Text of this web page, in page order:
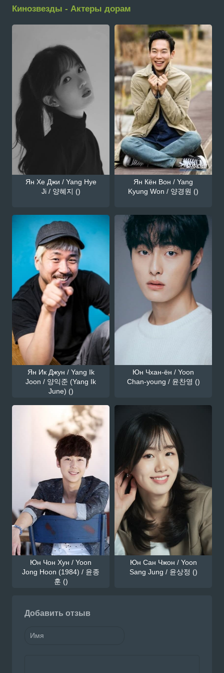
Кинозвезды - Актеры дорам
Ян Хе Джи / Yang Hye
Ji / 양혜지 ()
Ян Кён Вон / Yang
Kyung Won / 양경원 ()
Ян Ик Джун / Yang Ik
Joon / 양익준 (Yang Ik
June) ()
Юн Чхан-ён / Yoon
Chan-young / 윤찬영 ()
Юн Чон Хун / Yoon
Jong Hoon (1984) / 윤종
훈 ()
Юн Сан Чжон / Yoon
Sang Jung / 윤상정 ()
Добавить отзыв